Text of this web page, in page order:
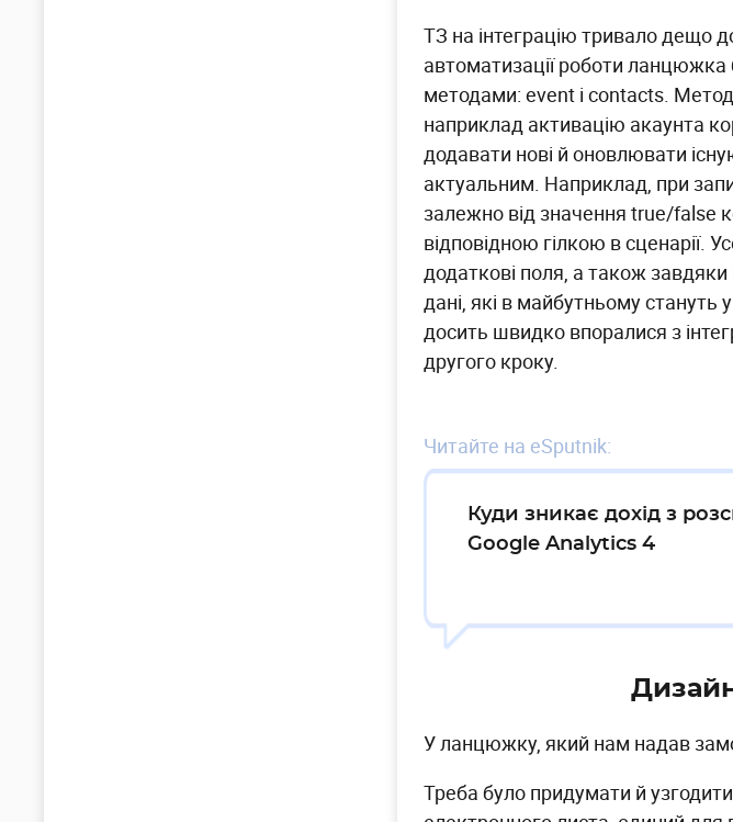
ТЗ на інтеграцію тривало дещо
автоматизації роботи ланцюжка
методами: event і contacts.
наприклад активацію акаунта
додавати нові й оновлювати
актуальним. Наприклад, при
залежно від значення true/false
відповідною гілкою в сценарії.
додаткові поля, а також
дані, які в майбутньому стануть
досить швидко впоралися з
другого кроку.
Читайте на eSputnik:
Куди зникає дохід з
Google Analytics 4
У ланцюжку, який нам надав
Треба було придумати й